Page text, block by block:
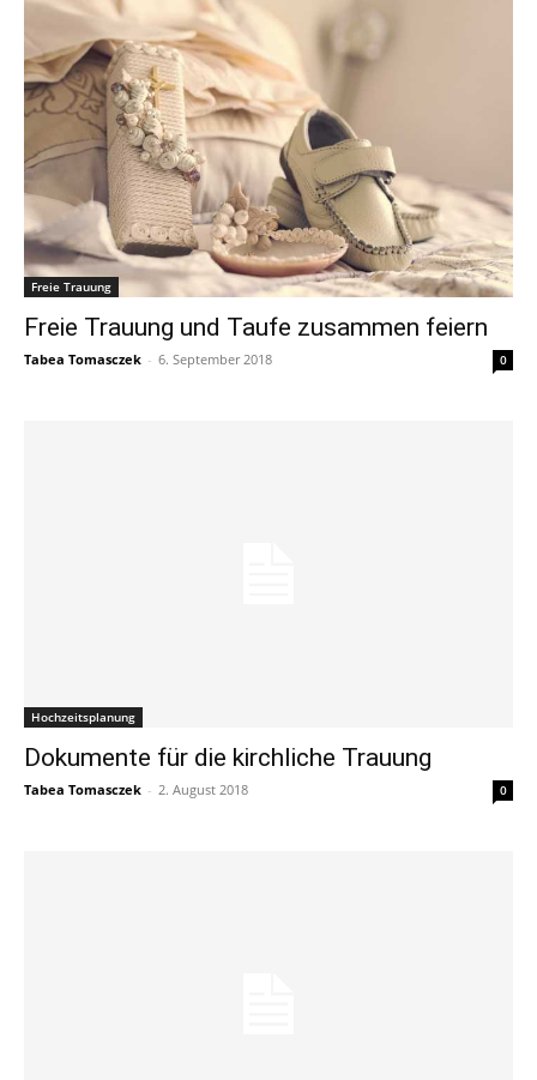
Freie Trauung
Freie Trauung und Taufe zusammen feiern
Tabea Tomasczek - 6. September 2018 0
Hochzeitsplanung
Dokumente für die kirchliche Trauung
Tabea Tomasczek - 2. August 2018 0